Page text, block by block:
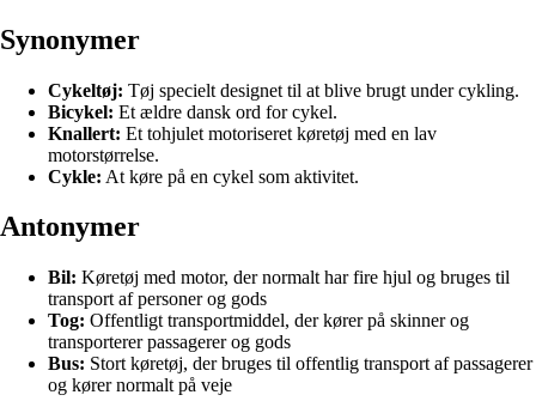
Synonymer
Cykeltøj: Tøj specielt designet til at blive brugt under cykling.
Bicykel: Et ældre dansk ord for cykel.
Knallert: Et tohjulet motoriseret køretøj med en lav
motorstørrelse.
Cykle: At køre på en cykel som aktivitet.
Antonymer
Bil: Køretøj med motor, der normalt har fire hjul og bruges til
transport af personer og gods
Tog: Offentligt transportmiddel, der kører på skinner og
transporterer passagerer og gods
Bus: Stort køretøj, der bruges til offentlig transport af passagerer
og kører normalt på veje